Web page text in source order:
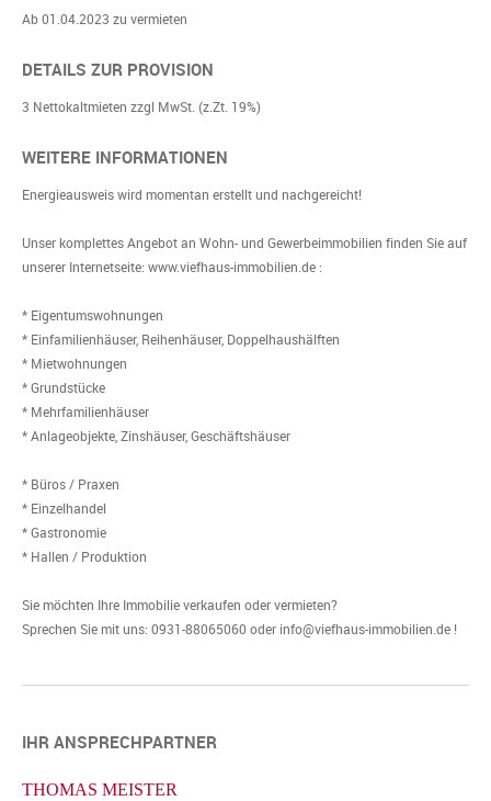
Ab 01.04.2023 zu vermieten
DETAILS ZUR PROVISION
3 Nettokaltmieten zzgl MwSt. (z.Zt. 19%)
WEITERE INFORMATIONEN
Energieausweis wird momentan erstellt und nachgereicht!
Unser komplettes Angebot an Wohn- und Gewerbeimmobilien finden Sie auf
unserer Internetseite: www.viefhaus-immobilien.de :
* Eigentumswohnungen
* Einfamilienhäuser, Reihenhäuser, Doppelhaushälften
* Mietwohnungen
* Grundstücke
* Mehrfamilienhäuser
* Anlageobjekte, Zinshäuser, Geschäftshäuser
* Büros / Praxen
* Einzelhandel
* Gastronomie
* Hallen / Produktion
Sie möchten Ihre Immobilie verkaufen oder vermieten?
Sprechen Sie mit uns: 0931-88065060 oder info@viefhaus-immobilien.de !
IHR ANSPRECHPARTNER
THOMAS MEISTER